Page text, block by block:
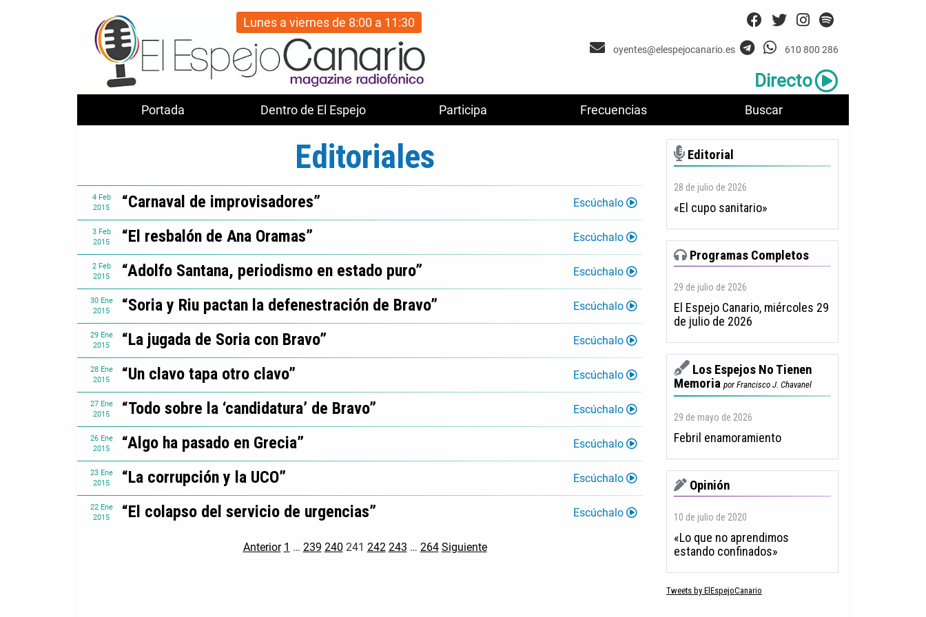
Portada Dentro de El Espejo Participa Frecuencias Buscar
Lunes a viernes de 8:00 a 11:30
oyentes@elespejocanario.es 610 800 286
Directo
Editoriales
4 Feb
2015
“Carnaval de improvisadores” Escúchalo
3 Feb
2015
“El resbalón de Ana Oramas” Escúchalo
2 Feb
2015
“Adolfo Santana, periodismo en estado puro” Escúchalo
30 Ene
2015
“Soria y Riu pactan la defenestración de Bravo” Escúchalo
29 Ene
2015
“La jugada de Soria con Bravo” Escúchalo
28 Ene
2015
“Un clavo tapa otro clavo” Escúchalo
27 Ene
2015
“Todo sobre la ‘candidatura’ de Bravo” Escúchalo
26 Ene
2015
“Algo ha pasado en Grecia” Escúchalo
23 Ene
2015
“La corrupción y la UCO” Escúchalo
22 Ene
2015
“El colapso del servicio de urgencias” Escúchalo
Anterior 1 … 239 240 241 242 243 … 264 Siguiente
Editorial
28 de julio de 2026
«El cupo sanitario»
Programas Completos
29 de julio de 2026
El Espejo Canario, miércoles 29
de julio de 2026
Los Espejos No Tienen
Memoria por Francisco J. Chavanel
29 de mayo de 2026
Febril enamoramiento
Opinión
10 de julio de 2020
«Lo que no aprendimos
estando confinados»
Tweets by ElEspejoCanario